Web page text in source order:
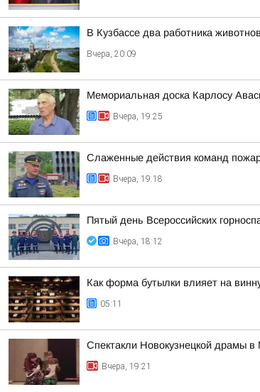
В Кузбассе два работника
Вчера, 20:09
Мемориальная доска Карлосу
Вчера, 19:25
Слаженные действия команд
Вчера, 19:18
Пятый день Всероссийских
Вчера, 18:12
Как форма бутылки влияет на
05:11
Спектакли Новокузнецкой драмы в
Вчера, 19:21